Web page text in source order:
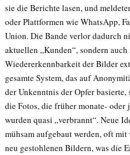
sie die Berichte lasen, und
oder Plattformen wie WhatsApp,
Union. Die Bande verlor dadurch
aktuellen „Kunden“, sondern
Wiedererkennbarkeit der Bilder
gesamte System, das auf
der Unkenntnis der Opfer
die Fotos, die früher monate-
wurden quasi „verbrannt“. Neue
mühsam aufgebaut werden, oft
neu gestohlenen Bildern, was die